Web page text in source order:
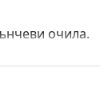
очила.